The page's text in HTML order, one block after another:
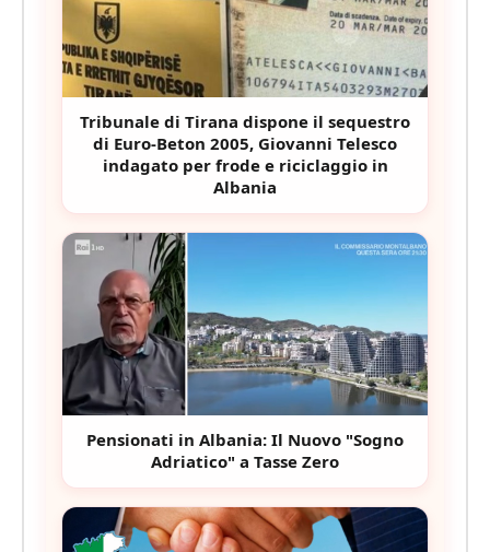
Tribunale di Tirana dispone il sequestro
di Euro-Beton 2005, Giovanni Telesco
indagato per frode e riciclaggio in
Albania
Pensionati in Albania: Il Nuovo "Sogno
Adriatico" a Tasse Zero